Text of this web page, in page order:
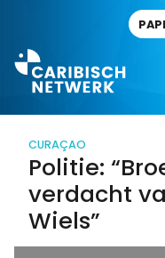
CURAÇAO
Politie:
verdacht
Wiels”